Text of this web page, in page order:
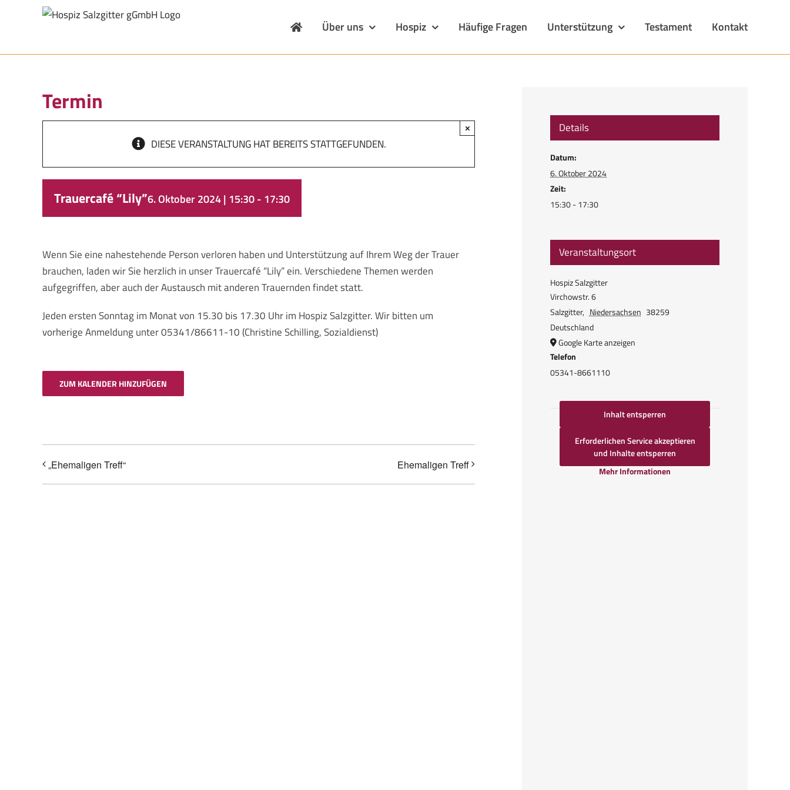
Über uns Hospiz Häufige Fragen Unterstützung Testament Kontakt
Termin
DIESE VERANSTALTUNG HAT BEREITS STATTGEFUNDEN.
×
Trauercafé “Lily”6. Oktober 2024 | 15:30- 17:30
Wenn Sie eine nahestehende Person verloren haben und Unterstützung auf Ihrem Weg der Trauer
brauchen, laden wir Sie herzlich in unser Trauercafé “Lily” ein. Verschiedene Themen werden
aufgegriffen, aber auch der Austausch mit anderen Trauernden findet statt.
Jeden ersten Sonntag im Monat von 15.30 bis 17.30 Uhr im Hospiz Salzgitter. Wir bitten um
vorherige Anmeldung unter 05341/86611-10 (Christine Schilling, Sozialdienst)
ZUM KALENDER HINZUFÜGEN
„Ehemaligen Treff“ Ehemaligen Treff
Details
Datum:
6. Oktober 2024
Zeit:
15:30 - 17:30
Veranstaltungsort
Hospiz Salzgitter
Virchowstr. 6
Salzgitter, Niedersachsen 38259
Deutschland
Google Karte anzeigen
Telefon
05341-8661110
Inhalt entsperren
Erforderlichen Service akzeptieren
und Inhalte entsperren
Mehr Informationen